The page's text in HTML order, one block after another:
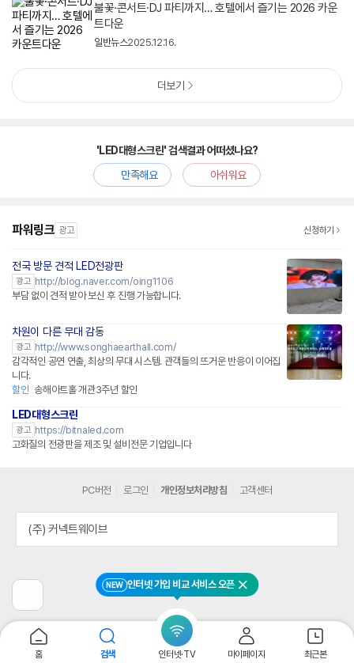
불꽃·콘서트·DJ 파티까지… 호텔에서 즐기는 2026 카운
트다운
일반뉴스2025.12.16.
더보기
'LED대형스크린' 검색결과 어떠셨나요?
만족해요
아쉬워요
파워링크 광고 신청하기
전국 방문 견적 LED전광판
광고 http://blog.naver.com/oing1106
부담 없이 견적 받아 보신 후 진행 가능합니다.
차원이 다른 무대 감동
광고 http://www.songhaearthall.com/
감각적인 공연 연출, 최상의 무대 시스템. 관객들의 뜨거운 반응이 이어집
니다.
할인 송해아트홀 개관3주년 할인
LED대형스크린
광고 https://bitnaled.com
고화질의 전광판을 제조 및 설비전문 기업입니다
전
페
이
지
NEW 인터넷 가입 비교 서비스 오픈 닫기
홈 검색 인터넷·TV 마이페이지 최근본
PC버전 로그인 개인정보처리방침 고객센터
(주) 커넥트웨이브